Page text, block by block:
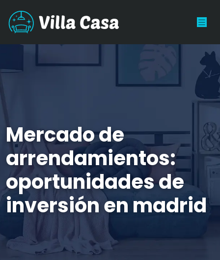
Mercado de
arrendamientos:
oportunidades de
inversión en madrid